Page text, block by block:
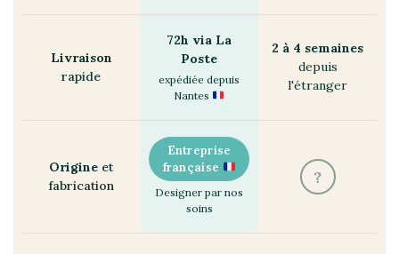
Livraison
rapide
72h via La
Poste
expédiée depuis
Nantes
2 à 4 semaines
depuis
l'étranger
Origine et
fabrication
Entreprise
française
Designer par nos
soins
?